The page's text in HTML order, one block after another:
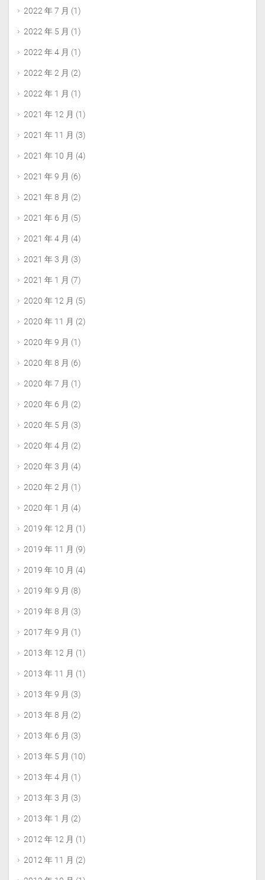
2022 年 7 月 (1)
2022 年 5 月 (1)
2022 年 4 月 (1)
2022 年 2 月 (2)
2022 年 1 月 (1)
2021 年 12 月 (1)
2021 年 11 月 (3)
2021 年 10 月 (4)
2021 年 9 月 (6)
2021 年 8 月 (2)
2021 年 6 月 (5)
2021 年 4 月 (4)
2021 年 3 月 (3)
2021 年 1 月 (7)
2020 年 12 月 (5)
2020 年 11 月 (2)
2020 年 9 月 (1)
2020 年 8 月 (6)
2020 年 7 月 (1)
2020 年 6 月 (2)
2020 年 5 月 (3)
2020 年 4 月 (2)
2020 年 3 月 (4)
2020 年 2 月 (1)
2020 年 1 月 (4)
2019 年 12 月 (1)
2019 年 11 月 (9)
2019 年 10 月 (4)
2019 年 9 月 (8)
2019 年 8 月 (3)
2017 年 9 月 (1)
2013 年 12 月 (1)
2013 年 11 月 (1)
2013 年 9 月 (3)
2013 年 8 月 (2)
2013 年 6 月 (3)
2013 年 5 月 (10)
2013 年 4 月 (1)
2013 年 3 月 (3)
2013 年 1 月 (2)
2012 年 12 月 (1)
2012 年 11 月 (2)